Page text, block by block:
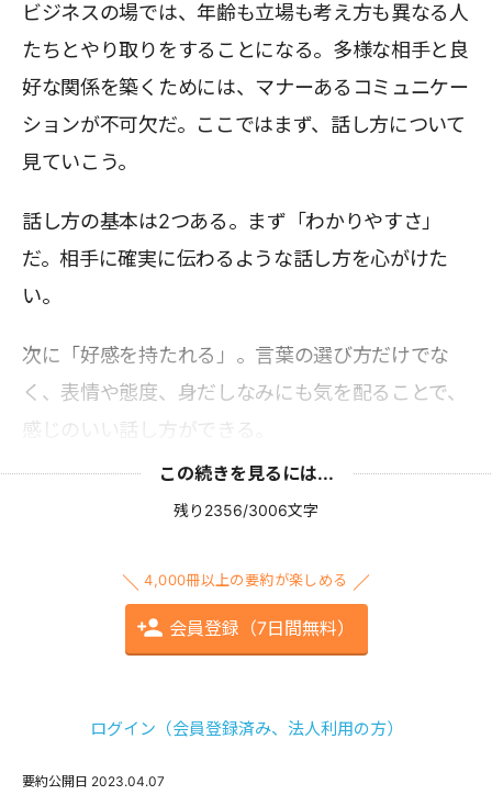
ビジネスの場では、年齢も立場も考え方も異なる人
たちとやり取りをすることになる。多様な相手と良
好な関係を築くためには、マナーあるコミュニケー
ションが不可欠だ。ここではまず、話し方について
見ていこう。
話し方の基本は2つある。まず「わかりやすさ」
だ。相手に確実に伝わるような話し方を心がけた
い。
次に「好感を持たれる」。言葉の選び方だけでな
く、表情や態度、身だしなみにも気を配ることで、
感じのいい話し方ができる。
この続きを見るには...
残り2356/3006文字
4,000冊以上の要約が楽しめる
会員登録（7日間無料）
ログイン（会員登録済み、法人利用の方）
要約公開日 2023.04.07